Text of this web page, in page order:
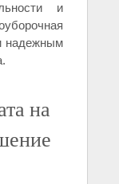
и
надежным
на